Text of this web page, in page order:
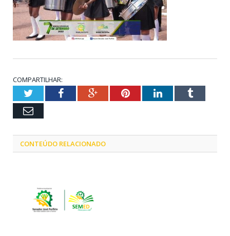
COMPARTILHAR:
TwitterFacebookGoogle+PinterestLinkedInTumblr
Email
CONTEÚDO RELACIONADO